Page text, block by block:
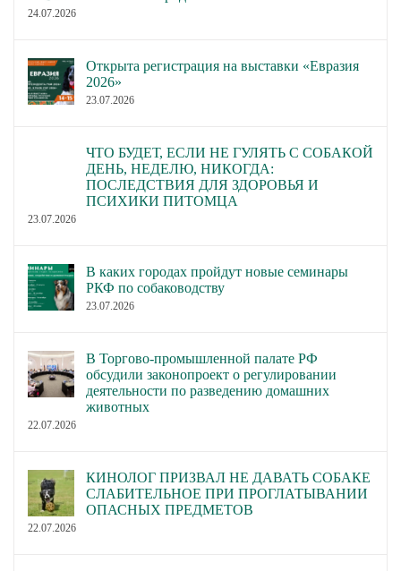
24.07.2026
Открыта регистрация на выставки «Евразия
2026»
23.07.2026
ЧТО БУДЕТ, ЕСЛИ НЕ ГУЛЯТЬ С СОБАКОЙ
ДЕНЬ, НЕДЕЛЮ, НИКОГДА:
ПОСЛЕДСТВИЯ ДЛЯ ЗДОРОВЬЯ И
ПСИХИКИ ПИТОМЦА
23.07.2026
В каких городах пройдут новые семинары
РКФ по собаководству
23.07.2026
В Торгово-промышленной палате РФ
обсудили законопроект о регулировании
деятельности по разведению домашних
животных
22.07.2026
КИНОЛОГ ПРИЗВАЛ НЕ ДАВАТЬ СОБАКЕ
СЛАБИТЕЛЬНОЕ ПРИ ПРОГЛАТЫВАНИИ
ОПАСНЫХ ПРЕДМЕТОВ
22.07.2026